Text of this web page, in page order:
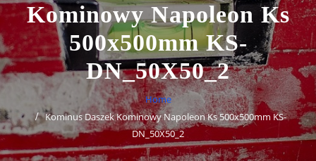
Kominowy Napoleon Ks
500x500mm KS-
DN_50X50_2
Home
Kominus Daszek Kominowy Napoleon Ks 500x500mm KS-
DN_50X50_2